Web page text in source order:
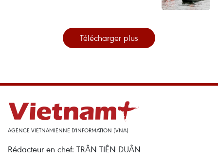
Télécharger plus
AGENCE VIETNAMIENNE D'INFORMATION (VNA)
Rédacteur en chef: TRÂN TIÊN DUÂN